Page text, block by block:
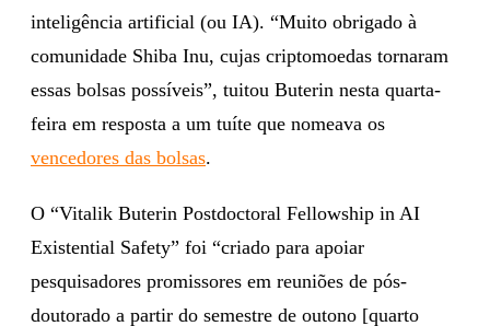
inteligência artificial (ou IA). “Muito obrigado à
comunidade Shiba Inu, cujas criptomoedas tornaram
essas bolsas possíveis”, tuitou Buterin nesta quarta-
feira em resposta a um tuíte que nomeava os
vencedores das bolsas.
O “Vitalik Buterin Postdoctoral Fellowship in AI
Existential Safety” foi “criado para apoiar
pesquisadores promissores em reuniões de pós-
doutorado a partir do semestre de outono [quarto